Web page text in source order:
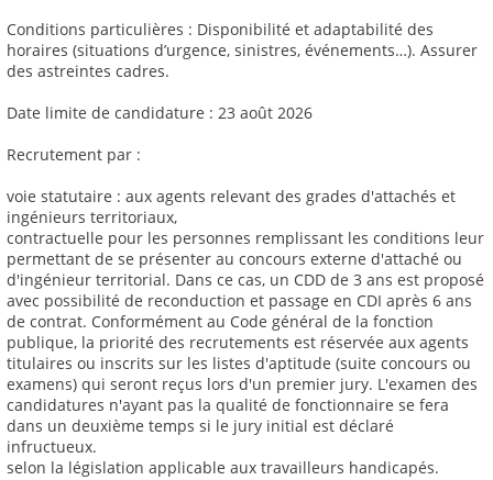
Conditions particulières : Disponibilité et adaptabilité des
horaires (situations d’urgence, sinistres, événements…). Assurer
des astreintes cadres.
Date limite de candidature : 23 août 2026
Recrutement par :
voie statutaire : aux agents relevant des grades d'attachés et
ingénieurs territoriaux,
contractuelle pour les personnes remplissant les conditions leur
permettant de se présenter au concours externe d'attaché ou
d'ingénieur territorial. Dans ce cas, un CDD de 3 ans est proposé
avec possibilité de reconduction et passage en CDI après 6 ans
de contrat. Conformément au Code général de la fonction
publique, la priorité des recrutements est réservée aux agents
titulaires ou inscrits sur les listes d'aptitude (suite concours ou
examens) qui seront reçus lors d'un premier jury. L'examen des
candidatures n'ayant pas la qualité de fonctionnaire se fera
dans un deuxième temps si le jury initial est déclaré
infructueux.
selon la législation applicable aux travailleurs handicapés.